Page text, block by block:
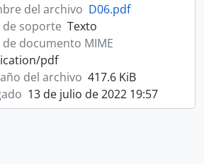
del archivo D06.pdf
de soporte Texto
documento MIME
pdf
del archivo 417.6 KiB
13 de julio de 2022 19:57